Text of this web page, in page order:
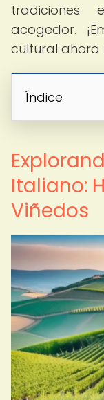
acogedor.
cultural ahora
Índice
Italiano:
Viñedos